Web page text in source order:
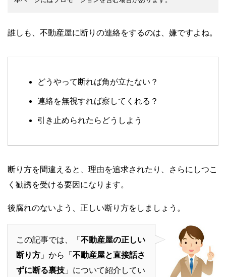
誰しも、不動産屋に断りの連絡をするのは、嫌ですよね。
どうやって断れば角が立たない？
連絡を無視すれば察してくれる？
引き止められたらどうしよう
断り方を間違えると、理由を追求されたり、さらにしつこ
く勧誘を受ける要因になります。
後腐れのないよう、正しい断り方をしましょう。
この記事では、「 不動産屋の正しい
断り方 」から「 不動産屋と直接話さ
ずに断る裏技 」について紹介してい